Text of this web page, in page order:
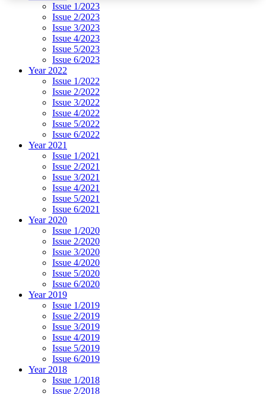
Issue 1/2023
Issue 2/2023
Issue 3/2023
Issue 4/2023
Issue 5/2023
Issue 6/2023
Year 2022
Issue 1/2022
Issue 2/2022
Issue 3/2022
Issue 4/2022
Issue 5/2022
Issue 6/2022
Year 2021
Issue 1/2021
Issue 2/2021
Issue 3/2021
Issue 4/2021
Issue 5/2021
Issue 6/2021
Year 2020
Issue 1/2020
Issue 2/2020
Issue 3/2020
Issue 4/2020
Issue 5/2020
Issue 6/2020
Year 2019
Issue 1/2019
Issue 2/2019
Issue 3/2019
Issue 4/2019
Issue 5/2019
Issue 6/2019
Year 2018
Issue 1/2018
Issue 2/2018